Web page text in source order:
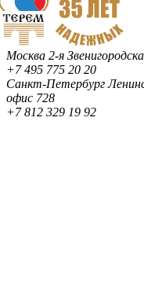
Москва 2-я
+7 495 775 20 20
Санкт-Петербург
офис 728
+7 812 329 19 92